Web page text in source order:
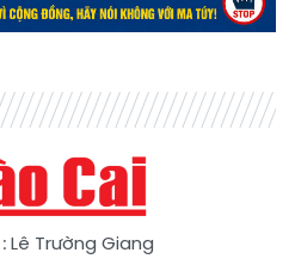
: Lê Trường Giang